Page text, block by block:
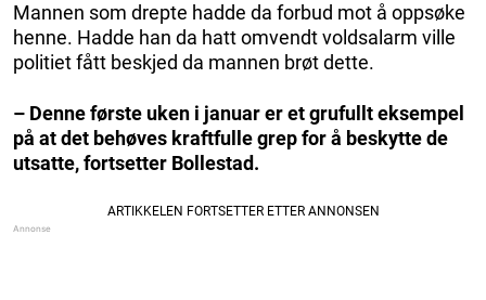
Mannen som drepte hadde da forbud mot å oppsøke
henne. Hadde han da hatt omvendt voldsalarm ville
politiet fått beskjed da mannen brøt dette.
– Denne første uken i januar er et grufullt eksempel
på at det behøves kraftfulle grep for å beskytte de
utsatte, fortsetter Bollestad.